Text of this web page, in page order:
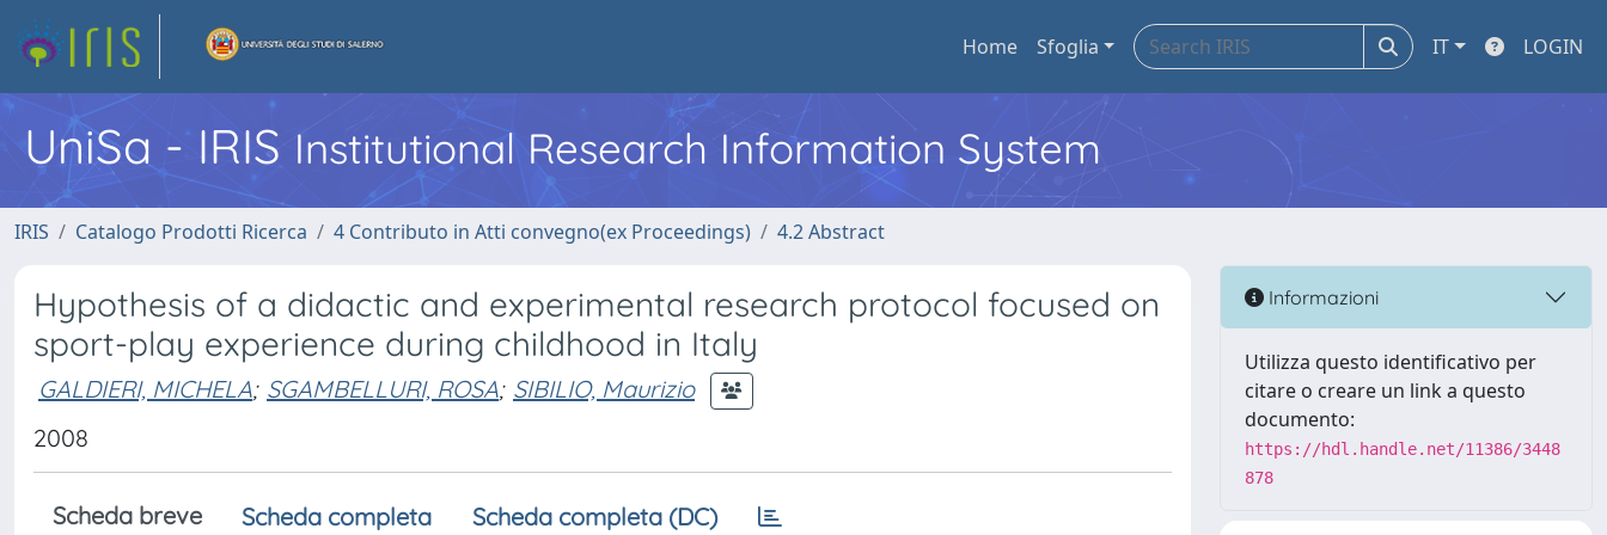
Home Sfoglia IT LOGIN
UniSa - IRIS Institutional Research Information System
IRIS Catalogo Prodotti Ricerca 4 Contributo in Atti convegno(ex Proceedings) 4.2 Abstract
Hypothesis of a didactic and experimental research protocol focused on
sport-play experience during childhood in Italy
GALDIERI, MICHELA; SGAMBELLURI, ROSA; SIBILIO, Maurizio
2008
Scheda breve Scheda completa Scheda completa (DC)
Informazioni
Utilizza questo identificativo per
citare o creare un link a questo
documento:
https://hdl.handle.net/11386/3448
878